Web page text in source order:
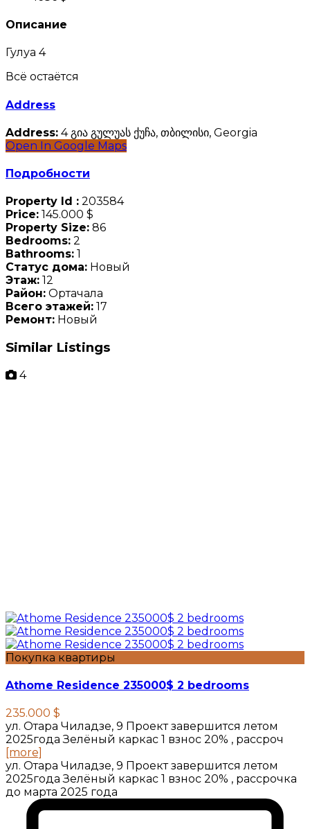
Описание
Гулуа 4
Всё остаётся
Address
Address: 4 გია გულუას ქუჩა, თბილისი, Georgia
Open In Google Maps
Подробности
Property Id : 203584
Price: 145.000 $
Property Size: 86
Bedrooms: 2
Bathrooms: 1
Статус дома: Новый
Этаж: 12
Район: Ортачала
Всего этажей: 17
Ремонт: Новый
Similar Listings
4
Покупка квартиры
Athome Residence 235000$ 2 bedrooms
235.000 $
ул. Отара Чиладзе, 9 Проект завершится летом
2025года Зелёный каркас 1 взнос 20% , рассроч
[more]
ул. Отара Чиладзе, 9 Проект завершится летом
2025года Зелёный каркас 1 взнос 20% , рассрочка
до марта 2025 года